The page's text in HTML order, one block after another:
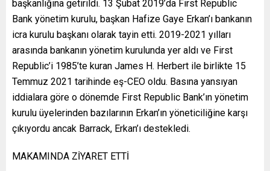
başkanlığına getirildi. 13 Şubat 2019’da First Republic
Bank yönetim kurulu, başkan Hafize Gaye Erkan’ı bankanın
icra kurulu başkanı olarak tayin etti. 2019-2021 yılları
arasında bankanın yönetim kurulunda yer aldı ve First
Republic’i 1985’te kuran James H. Herbert ile birlikte 15
Temmuz 2021 tarihinde eş-CEO oldu. Basına yansıyan
iddialara göre o dönemde First Republic Bank’ın yönetim
kurulu üyelerinden bazılarının Erkan’ın yöneticiliğine karşı
çıkıyordu ancak Barrack, Erkan’ı destekledi.
MAKAMINDA ZİYARET ETTİ